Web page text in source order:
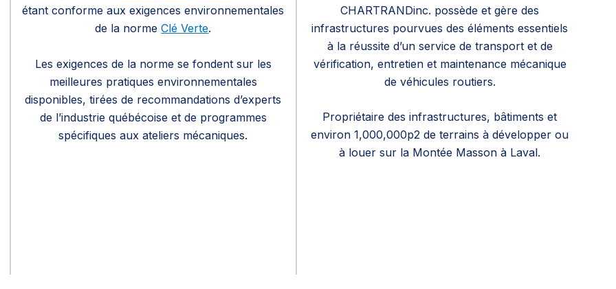
étant conforme aux exigences environnementales
de la normeClé Verte.
Les exigences de la norme se fondent sur les
meilleures pratiques environnementales
disponibles, tirées de recommandations d’experts
de l’industrie québécoise et de programmes
spécifiques aux ateliers mécaniques.
CHARTRANDinc. possède et gère des
infrastructures pourvues des éléments essentiels
à la réussite d’un service de transport et de
vérification, entretien et maintenance mécanique
de véhicules routiers.
Propriétaire des infrastructures, bâtiments et
environ 1,000,000p2 de terrains à développer ou
à louer sur la Montée Masson à Laval.